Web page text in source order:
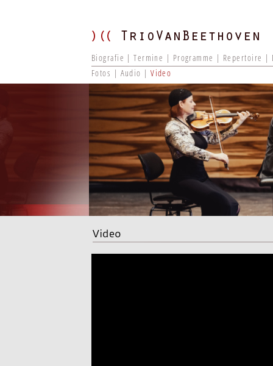
Biografie Termine Programme Repertoire
Fotos
Audio Video
Video